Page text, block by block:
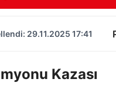
29.11.2025 17:41
Kazası